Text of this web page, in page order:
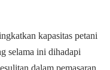
kapasitas petani
selama ini dihadapi